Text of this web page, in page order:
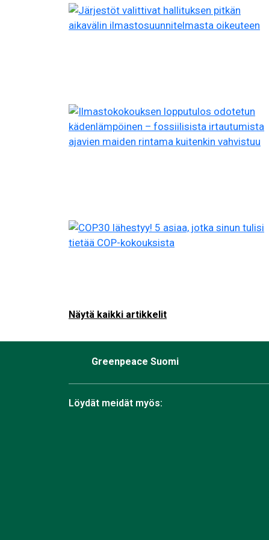
Näytä kaikki artikkelit
Greenpeace Suomi
Löydät meidät myös: